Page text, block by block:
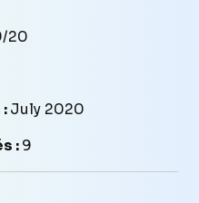
20
July 2020
:9